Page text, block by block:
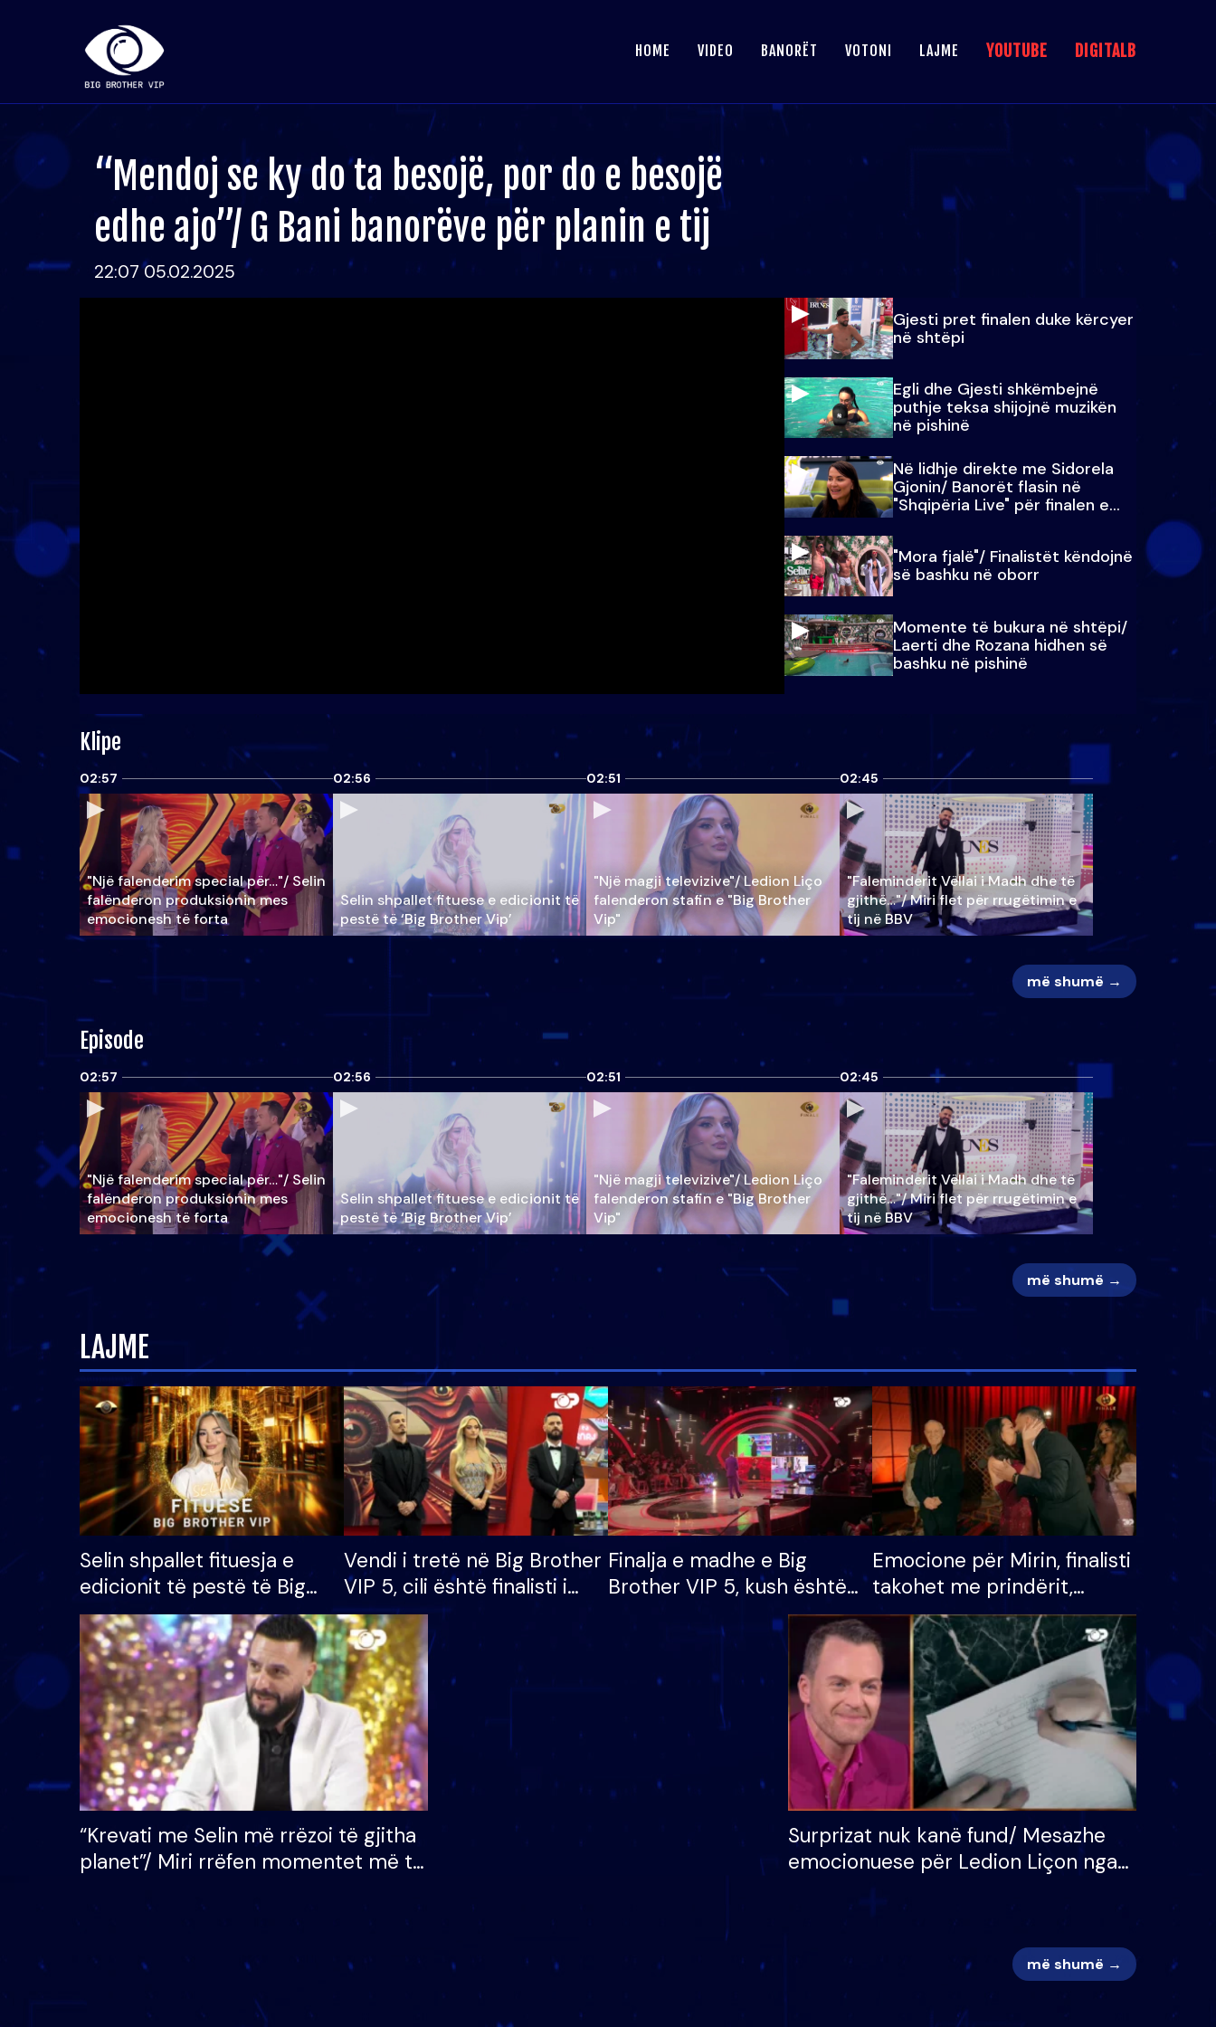
HOME VIDEO BANORËT VOTONI LAJME YOUTUBE DIGITALB
“Mendoj se ky do ta besojë, por do e besojë
edhe ajo”/ G Bani banorëve për planin e tij
22:07 05.02.2025
Gjesti pret finalen duke kërcyer
në shtëpi
Egli dhe Gjesti shkëmbejnë
puthje teksa shijojnë muzikën
në pishinë
Në lidhje direkte me Sidorela
Gjonin/ Banorët flasin në
"Shqipëria Live" për finalen e
madhe
"Mora fjalë"/ Finalistët këndojnë
së bashku në oborr
Momente të bukura në shtëpi/
Laerti dhe Rozana hidhen së
bashku në pishinë
Klipe
02:57
"Një falenderim special për…"/ Selin
falënderon produksionin mes
emocionesh të forta
02:56
Selin shpallet fituese e edicionit të
pestë të ‘Big Brother Vip’
02:51
"Një magji televizive"/ Ledion Liço
falenderon stafin e "Big Brother
Vip"
02:45
"Faleminderit Vëllai i Madh dhe të
gjithë…"/ Miri flet për rrugëtimin e
tij në BBV
më shumë →
Episode
02:57
"Një falenderim special për…"/ Selin
falënderon produksionin mes
emocionesh të forta
02:56
Selin shpallet fituese e edicionit të
pestë të ‘Big Brother Vip’
02:51
"Një magji televizive"/ Ledion Liço
falenderon stafin e "Big Brother
Vip"
02:45
"Faleminderit Vëllai i Madh dhe të
gjithë…"/ Miri flet për rrugëtimin e
tij në BBV
më shumë →
LAJME
Selin shpallet fituesja e
edicionit të pestë të Big
Brother VIP, rrëmben
çmimin e madh prej 100
mijë eurosh
Vendi i tretë në Big Brother
VIP 5, cili është finalisti i
radhës që lë shtëpinë
Finalja e madhe e Big
Brother VIP 5, kush është
banori i parë që lë shtëpinë
dhe humb mundësinë për
të fituar çmimin e madh
Emocione për Mirin, finalisti
takohet me prindërit,
vajzën dhe bashkëshorten:
S’kemi ndonjë letër divorci
apo jo?
“Krevati me Selin më rrëzoi të gjitha
planet”/ Miri rrëfen momentet më të
mungojë zilja e mëngjesit kur…
Surprizat nuk kanë fund/ Mesazhe
emocionuese për Ledion Liçon nga
më shumë →